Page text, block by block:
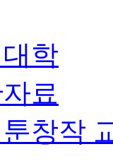
학
료
창작